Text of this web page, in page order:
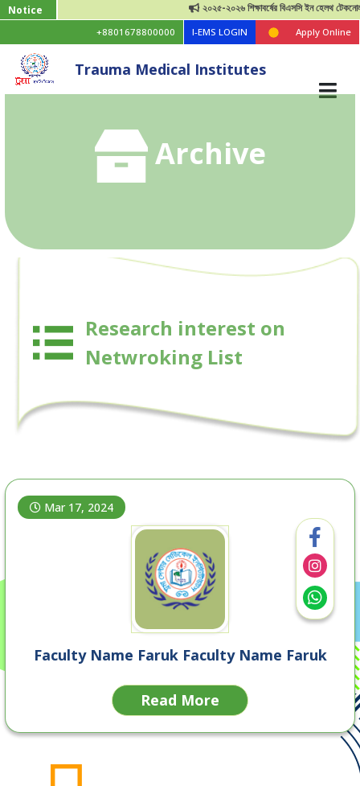
Notice ২০২৫-২০২৬ শিক্ষাবর্ষের বিএসসি ইন হেলথ টেকনোলজি
+8801678800000 I-EMS LOGIN Apply Online
Trauma Medical Institutes
Archive
Research interest on
Netwroking List
Mar 17, 2024
Faculty Name Faruk Faculty Name Faruk
Read More